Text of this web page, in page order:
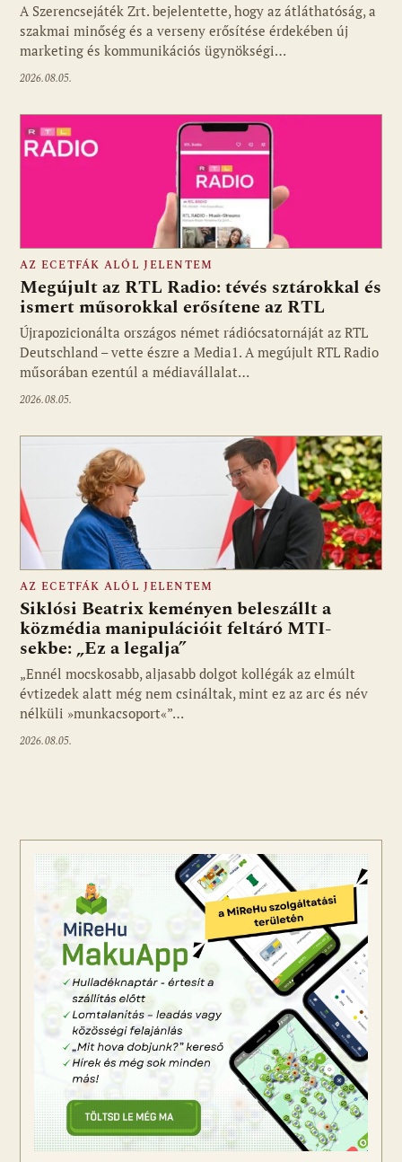
Fotó: media1.hu
A Szerencsejáték Zrt. bejelentette, hogy az átláthatóság, a
szakmai minőség és a verseny erősítése érdekében új
marketing és kommunikációs ügynökségi…
2026.08.05.
Fotó: media1.hu
AZ ECETFÁK ALÓL JELENTEM
Megújult az RTL Radio: tévés sztárokkal és
ismert műsorokkal erősítene az RTL
Újrapozicionálta országos német rádiócsatornáját az RTL
Deutschland – vette észre a Media1. A megújult RTL Radio
műsorában ezentúl a médiavállalat…
2026.08.05.
Fotó: media1.hu
AZ ECETFÁK ALÓL JELENTEM
Siklósi Beatrix keményen beleszállt a
közmédia manipulációit feltáró MTI-
sekbe: „Ez a legalja”
„Ennél mocskosabb, aljasabb dolgot kollégák az elmúlt
évtizedek alatt még nem csináltak, mint ez az arc és név
nélküli »munkacsoport«”…
2026.08.05.